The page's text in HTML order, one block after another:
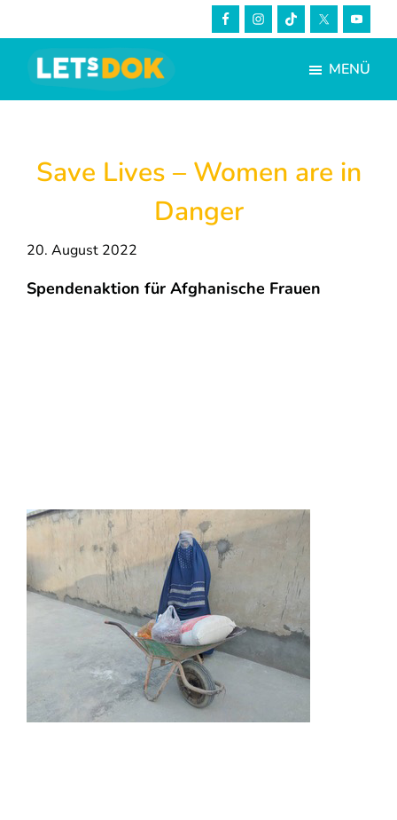
to
content
Fußzeile
springen
LETsDOK
Bundesweite
MENÜ
Save Lives – Women are in
Danger
20. August 2022
Spendenaktion für Afghanische Frauen